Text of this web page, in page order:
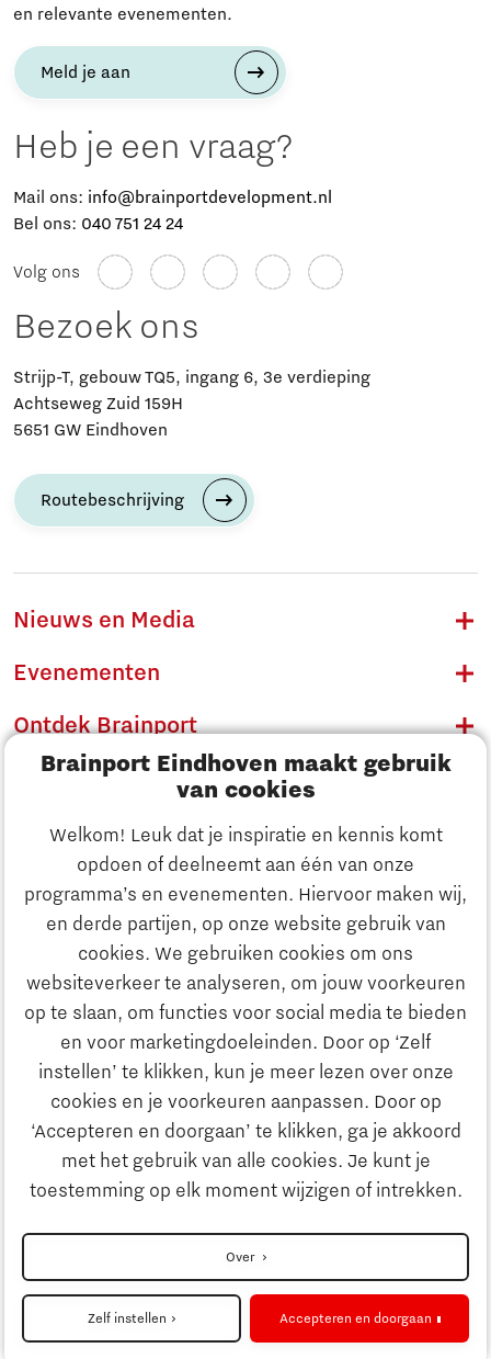
Brainport Eindhoven maakt gebruik
van cookies
Welkom! Leuk dat je inspiratie en kennis komt
opdoen of deelneemt aan één van onze
programma’s en evenementen. Hiervoor maken wij,
en derde partijen, op onze website gebruik van
cookies. We gebruiken cookies om ons
websiteverkeer te analyseren, om jouw voorkeuren
op te slaan, om functies voor social media te bieden
en voor marketingdoeleinden. Door op ‘Zelf
instellen’ te klikken, kun je meer lezen over onze
cookies en je voorkeuren aanpassen. Door op
‘Accepteren en doorgaan’ te klikken, ga je akkoord
met het gebruik van alle cookies. Je kunt je
toestemming op elk moment wijzigen of intrekken.
Over
Zelf instellen Accepteren en doorgaan
Ontdek Brainport
Innovatie
Ondernemen
Onderwijs
Strategie & Organisatie
en relevante evenementen.
Meld je aan
Heb je een vraag?
Mail ons: info@brainportdevelopment.nl
Bel ons: 040 751 24 24
Volg ons
Bezoek ons
Strijp-T, gebouw TQ5, ingang 6, 3e verdieping
Achtseweg Zuid 159H
5651 GW Eindhoven
Routebeschrijving
Nieuws en Media
Evenementen
Ontdek Brainport
Innovatie
Ondernemen
Onderwijs
Maatschappelijk
Strategie & Organisatie
Zoeken
Contact
Naar internationale website
Privacyverklaring
Cookieinstellingen